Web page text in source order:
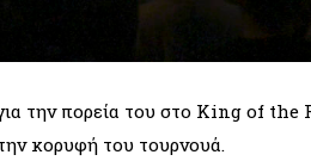
την πορεία του στο King of the
κορυφή του τουρνουά.